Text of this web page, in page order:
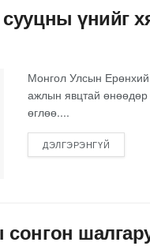
үнийг
Монгол Улсын Ерөнхий
ажлын явцтай өнөөдөр
өглөө....
ДЭЛГЭРЭНГҮЙ